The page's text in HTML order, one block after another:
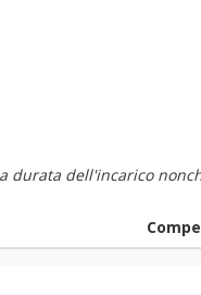
dell'incarico